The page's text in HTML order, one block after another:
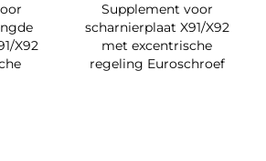
X92
Supplement voor
scharnierplaat X91/X92
met excentrische
regeling Euroschroef